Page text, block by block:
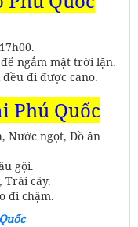
ngắm mặt trời lặn.
đi được cano.
Phú Quốc
Nước ngọt, Đồ ăn
gội.
Trái cây.
đi chậm.